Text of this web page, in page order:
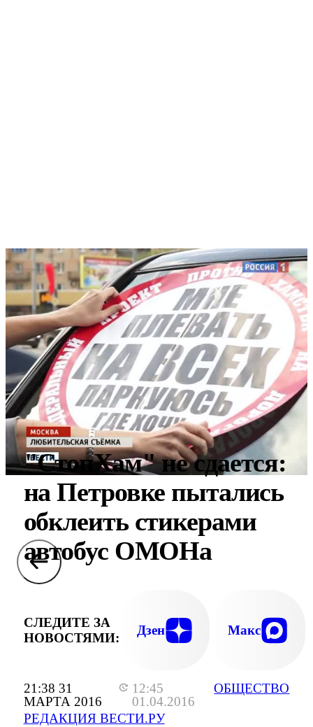
21:38 31
МАРТА 2016
12:45
01.04.2016
РЕДАКЦИЯ ВЕСТИ.РУ
ОБЩЕСТВО
"СтопХам" не сдается:
на Петровке пытались
обклеить стикерами
автобус ОМОНа
СЛЕДИТЕ ЗА
НОВОСТЯМИ:
Дзен Макс